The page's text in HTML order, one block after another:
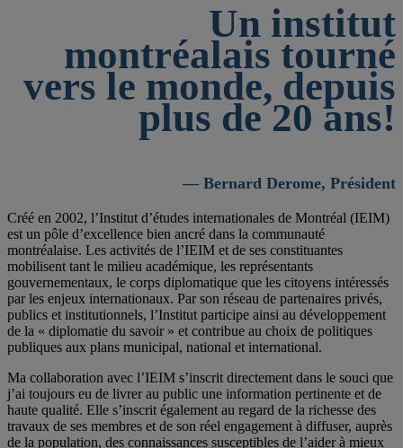
Un institut
montréalais tourné
vers le monde, depuis
plus de 20 ans!
— Bernard Derome, Président
Créé en 2002, l’Institut d’études internationales de Montréal (IEIM)
est un pôle d’excellence bien ancré dans la communauté
montréalaise. Les activités de l’IEIM et de ses constituantes
mobilisent tant le milieu académique, les représentants
gouvernementaux, le corps diplomatique que les citoyens intéressés
par les enjeux internationaux. Par son réseau de partenaires privés,
publics et institutionnels, l’Institut participe ainsi au développement
de la « diplomatie du savoir » et contribue au choix de politiques
publiques aux plans municipal, national et international.
Ma collaboration avec l’IEIM s’inscrit directement dans le souci que
j’ai toujours eu de livrer au public une information pertinente et de
haute qualité. Elle s’inscrit également au regard de la richesse des
travaux de ses membres et de son réel engagement à diffuser, auprès
de la population, des connaissances susceptibles de l’aider à mieux